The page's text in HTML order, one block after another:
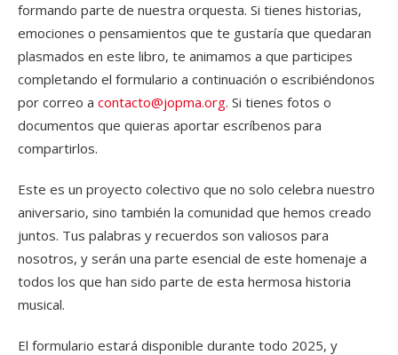
formando parte de nuestra orquesta. Si tienes historias,
emociones o pensamientos que te gustaría que quedaran
plasmados en este libro, te animamos a que participes
completando el formulario a continuación o escribiéndonos
por correo a contacto@jopma.org. Si tienes fotos o
documentos que quieras aportar escríbenos para
compartirlos.
Este es un proyecto colectivo que no solo celebra nuestro
aniversario, sino también la comunidad que hemos creado
juntos. Tus palabras y recuerdos son valiosos para
nosotros, y serán una parte esencial de este homenaje a
todos los que han sido parte de esta hermosa historia
musical.
El formulario estará disponible durante todo 2025, y